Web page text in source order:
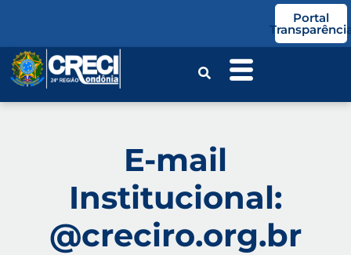
Portal
E-mail
Institucional:
@creciro.org.br